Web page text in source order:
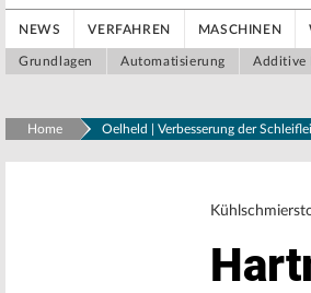
NEWS VERFAHREN MASCHINEN
Grundlagen Automatisierung Additive
Home Oelheld | Verbesserung der